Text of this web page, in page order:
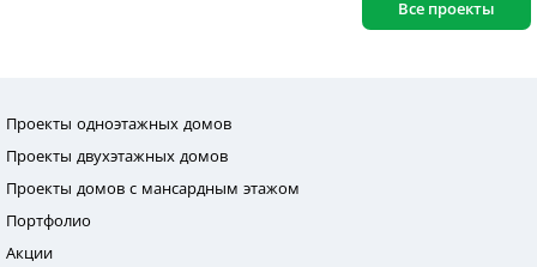
Все проекты
Проекты одноэтажных домов
Проекты двухэтажных домов
Проекты домов с мансардным этажом
Портфолио
Акции